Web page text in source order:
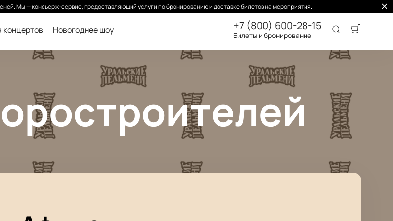
Мы — консьерж-сервис, предоставляющий услуги по бронированию и доставке билетов на мероприятия.
Новогоднее шоу +7 (800) 600-28-15
Билеты и бронирование